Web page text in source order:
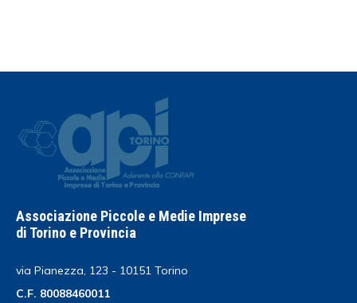
Associazione Piccole e Medie Imprese
di Torino e Provincia
via Pianezza, 123 - 10151 Torino
C.F. 80088460011